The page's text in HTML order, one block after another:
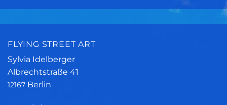
FLYING STREET ART
Sylvia Idelberger
Albrechtstraße 41
12167 Berlin